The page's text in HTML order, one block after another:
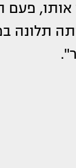
אותו,